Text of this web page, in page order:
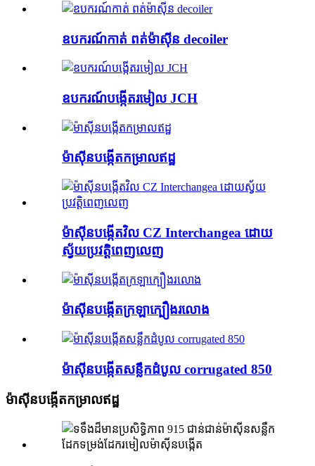
ឧបករណ៍កាត់ ពត់ម៉ាស៊ីន decoiler
ឧបករណ៍បង្កើតរមៀល JCH
ម៉ាស៊ីនបង្កើតកម្រាលឥដ្ឋ
ម៉ាស៊ីនបង្កើតវិល CZ Interchangea ដោយ
ស្វ័យប្រវត្តិពេញលេញ
ម៉ាស៊ីនបង្កើតក្រឡាក្បឿងរលោង
ម៉ាស៊ីនបង្កើតសន្លឹកដំបូល corrugated 850
ម៉ាស៊ីនបង្កើតកម្រាលឥដ្ឋ